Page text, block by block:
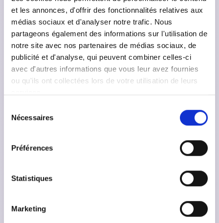
et les annonces, d'offrir des fonctionnalités relatives aux
médias sociaux et d'analyser notre trafic. Nous
partageons également des informations sur l'utilisation de
notre site avec nos partenaires de médias sociaux, de
publicité et d'analyse, qui peuvent combiner celles-ci
avec d'autres informations que vous leur avez fournies
ou qu'ils ont collectées lors de votre utilisation de leurs
Nécessaires
Préférences
Statistiques
Marketing
Ces prestataires traitent les données
uniquement dans le cadre des services
fournis à Olivia Garden.
6. Transferts hors UE
transfert de données en dehors de
États-Unis).
sont mises en place conformément au
RGPD.